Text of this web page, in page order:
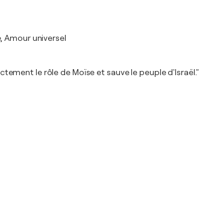
Amour universel
le rôle de Moïse et sauve le peuple d'Israël."